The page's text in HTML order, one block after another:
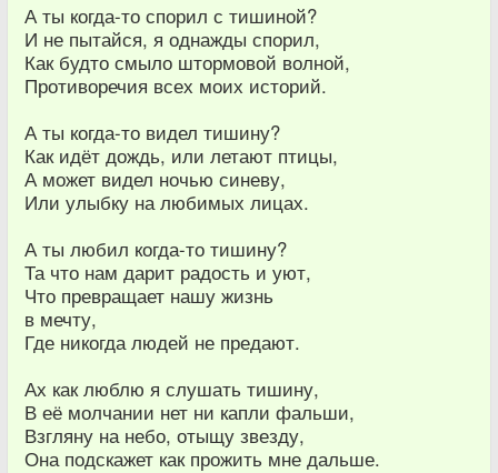
А ты когда-то спорил с тишиной?
И не пытайся, я однажды спорил,
Как будто смыло штормовой волной,
Противоречия всех моих историй.
А ты когда-то видел тишину?
Как идёт дождь, или летают птицы,
А может видел ночью синеву,
Или улыбку на любимых лицах.
А ты любил когда-то тишину?
Та что нам дарит радость и уют,
Что превращает нашу жизнь
в мечту,
Где никогда людей не предают.
Ах как люблю я слушать тишину,
В её молчании нет ни капли фальши,
Взгляну на небо, отыщу звезду,
Она подскажет как прожить мне дальше.